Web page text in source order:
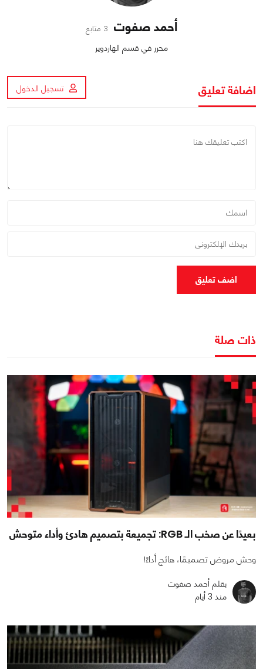
أحمد صفوت 3 متابع
محرر في قسم الهاردوير
اضافة تعليق تسجيل الدخول
اضف تعليق
ذات صلة
بعيدًا عن صخب الـ RGB: تجميعة بتصميم هادئ وأداء متوحش
وحش مروض تصميمًا، هائج أداءً!
بقلم أحمد صفوت
منذ 3 أيام